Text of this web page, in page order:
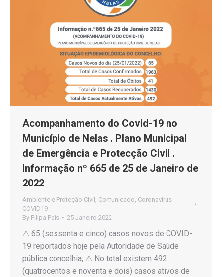
Acompanhamento do Covid-19 no
Município de Nelas . Plano Municipal
de Emergência e Protecção Civil .
Informação nº 665 de 25 de Janeiro de
2022
Ambiente e Proteção Civil Comunicado Coronavirus
COVID19
By Filipa Pais 25 Janeiro 2022
⚠ 65 (sessenta e cinco) casos novos de COVID-
19 reportados hoje pela Autoridade de Saúde
pública concelhia; ⚠ No total existem 492
(quatrocentos e noventa e dois) casos ativos de